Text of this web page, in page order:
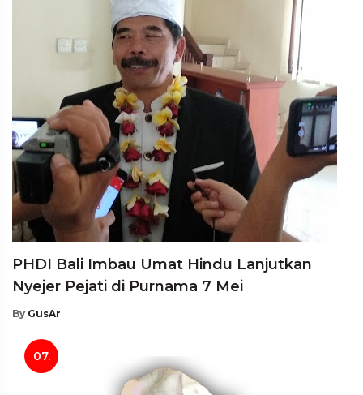
PHDI Bali Imbau Umat Hindu Lanjutkan
Nyejer Pejati di Purnama 7 Mei
By GusAr
07.